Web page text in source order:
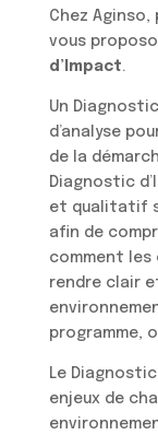
Chez
vous
d’Impact.
Un
d’analyse
de la
Diagnostic
et qualitatif
afin de
comment les
rendre clair
programme,
Le
enjeux de